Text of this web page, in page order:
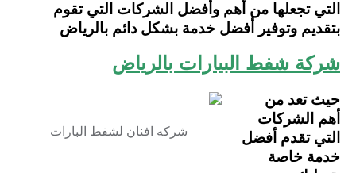
التي تجعلها من أهم وأفضل الشركات التي تقوم
بتقديم وتوفير أفضل خدمة بشكل دائم بالرياض
شركة شفط البيارات بالرياض
شركه افنان لشفط البارات
حيث تعد من
أهم الشركات
التي تقدم أفضل
خدمة خاصة